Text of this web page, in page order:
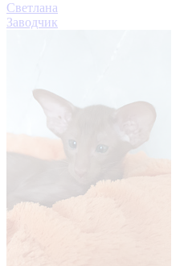
Светлана
Заводчик